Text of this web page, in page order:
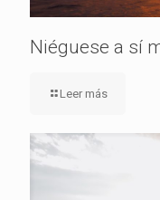
Niéguese a sí
Leer más